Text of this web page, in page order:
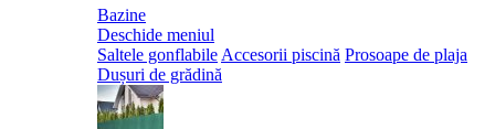
Bazine
Deschide meniul
Saltele gonflabile Accesorii piscină Prosoape de plaja
Dușuri de grădină